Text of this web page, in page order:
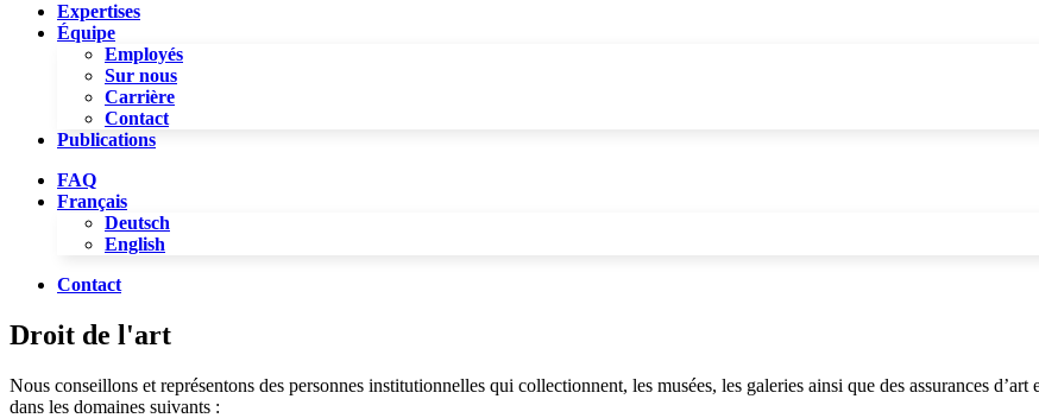
Expertises
Équipe
Employés
Sur nous
Carrière
Contact
Publications
FAQ
Français
Deutsch
English
Contact
Droit de l'art
Nous conseillons et représentons des personnes institutionnelles qui collectionnent, les musées, les galeries ainsi que des assurances
dans les domaines suivants :